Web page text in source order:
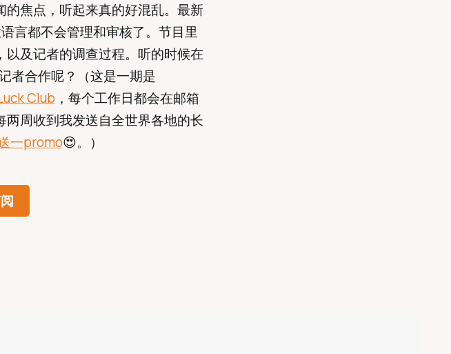
焦点，听起来真的好混乱。最新
言都不会管理和审核了。节目里
及记者的调查过程。听的时候在
者合作呢？（这是一期是
Club，每个工作日都会在邮箱
周收到我发送自全世界各地的长
一promo😍。）